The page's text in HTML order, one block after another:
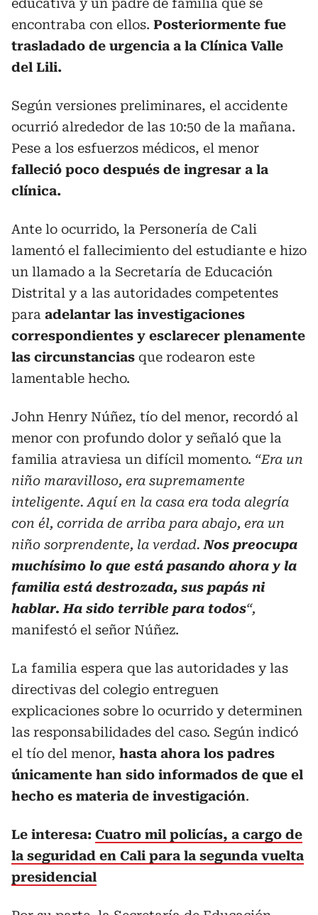
educativa y un padre de familia que se
encontraba con ellos. Posteriormente fue
trasladado de urgencia a la Clínica Valle
del Lili.
Según versiones preliminares, el accidente
ocurrió alrededor de las 10:50 de la mañana.
Pese a los esfuerzos médicos, el menor
falleció poco después de ingresar a la
clínica.
Ante lo ocurrido, la Personería de Cali
lamentó el fallecimiento del estudiante e hizo
un llamado a la Secretaría de Educación
Distrital y a las autoridades competentes
para adelantar las investigaciones
correspondientes y esclarecer plenamente
las circunstancias que rodearon este
lamentable hecho.
John Henry Núñez, tío del menor, recordó al
menor con profundo dolor y señaló que la
familia atraviesa un difícil momento. “Era un
niño maravilloso, era supremamente
inteligente. Aquí en la casa era toda alegría
con él, corrida de arriba para abajo, era un
niño sorprendente, la verdad.Nos preocupa
muchísimo lo que está pasando ahora y la
familia está destrozada, sus papás ni
hablar. Ha sido terrible para todos“,
manifestó el señor Núñez.
La familia espera que las autoridades y las
directivas del colegio entreguen
explicaciones sobre lo ocurrido y determinen
las responsabilidades del caso. Según indicó
el tío del menor, hasta ahora los padres
únicamente han sido informados de que el
hecho es materia de investigación.
Le interesa: Cuatro mil policías, a cargo de
la seguridad en Cali para la segunda vuelta
presidencial